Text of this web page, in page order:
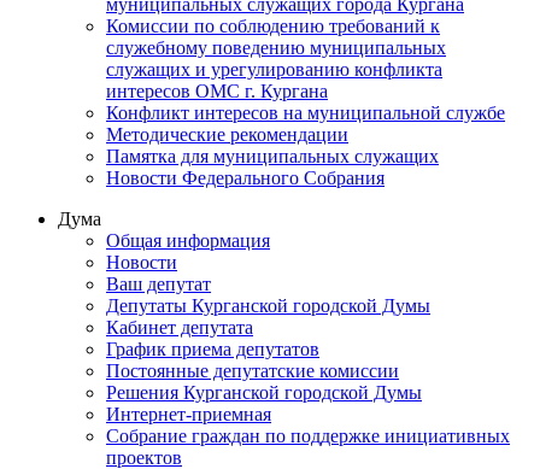
Комиссии по соблюдению требований к
служебному поведению муниципальных
служащих и урегулированию конфликта
интересов ОМС г. Кургана
Конфликт интересов на муниципальной службе
Методические рекомендации
Памятка для муниципальных служащих
Новости Федерального Cобрания
Дума
Общая информация
Новости
Ваш депутат
Депутаты Курганской городской Думы
Кабинет депутата
График приема депутатов
Постоянные депутатские комиссии
Решения Курганской городской Думы
Интернет-приемная
Собрание граждан по поддержке инициативных
проектов